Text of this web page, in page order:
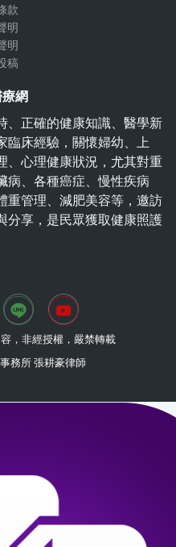
款
明
明
稿
網
、正確的健康知識、醫學新
臨床經驗，關懷婦幼、上
、心理健康狀況，尤其對重
病、各種癌症、慢性疾病
重管理、減肥美容等，邀訪
分享，是民眾獲取健康照護
，非經授權，嚴禁轉載
務所 張耕豪律師